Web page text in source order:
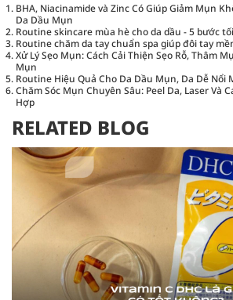
BHA, Niacinamide và Zinc Có Giúp Giảm Mụn
Da Dầu Mụn
Routine skincare mùa hè cho da dầu - 5 bước
Routine chăm da tay chuẩn spa giúp đôi tay
Xử Lý Sẹo Mụn: Cách Cải Thiện Sẹo Rỗ, Thâm
Mụn
Routine Hiệu Quả Cho Da Dầu Mụn, Da Dễ Nổi
Chăm Sóc Mụn Chuyên Sâu: Peel Da, Laser Và
Hợp
RELATED BLOG